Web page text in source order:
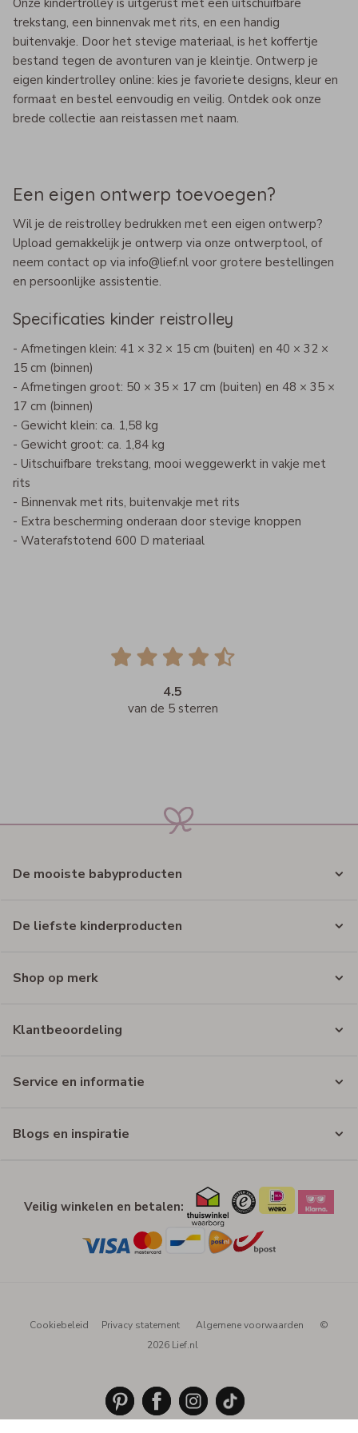
trekstang, een binnenvak met rits, en een handig
buitenvakje. Door het stevige materiaal, is het koffertje
bestand tegen de avonturen van je kleintje. Ontwerp je
eigen kindertrolley online: kies je favoriete designs, kleur en
formaat en bestel eenvoudig en veilig. Ontdek ook onze
brede collectie aan reistassen met naam.
Een eigen ontwerp toevoegen?
Wil je de reistrolley bedrukken met een eigen ontwerp?
Upload gemakkelijk je ontwerp via onze ontwerptool, of
neem contact op via info@lief.nl voor grotere bestellingen
en persoonlijke assistentie.
Specificaties kinder reistrolley
- Afmetingen klein: 41 × 32 × 15 cm (buiten) en 40 × 32 ×
15 cm (binnen)
- Afmetingen groot: 50 × 35 × 17 cm (buiten) en 48 × 35 ×
17 cm (binnen)
- Gewicht klein: ca. 1,58 kg
- Gewicht groot: ca. 1,84 kg
- Uitschuifbare trekstang, mooi weggewerkt in vakje met
rits
- Binnenvak met rits, buitenvakje met rits
- Extra bescherming onderaan door stevige knoppen
- Waterafstotend 600 D materiaal
4.5
van de 5 sterren
De mooiste babyproducten
De liefste kinderproducten
Shop op merk
Klantbeoordeling
Service en informatie
Blogs en inspiratie
Veilig winkelen en betalen:
Cookiebeleid Privacy statement Algemene voorwaarden
©
2026 Lief.nl